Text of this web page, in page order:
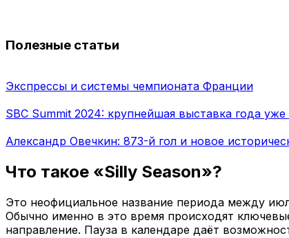
Полезные статьи
Экспрессы и системы чемпионата Франции
SBC Summit 2024: крупнейшая выставка года
Александр Овечкин: 873-й гол и новое
Что такое «Silly Season»?
Это неофициальное название периода между
Обычно именно в это время происходят
направление. Пауза в календаре даёт